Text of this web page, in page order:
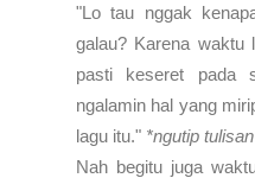
"Lo tau nggak
galau? Karena waktu
pasti keseret pada
ngalamin hal yang
lagu itu." *ngutip
Nah begitu juga